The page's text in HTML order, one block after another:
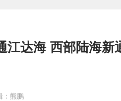
江达海 西部陆海
：熊鹏